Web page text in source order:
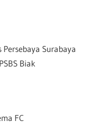
Persebaya Surabaya
Biak
FC